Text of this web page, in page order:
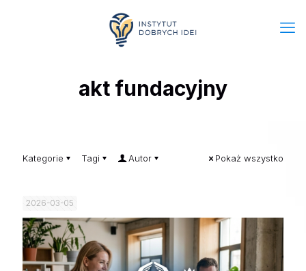
akt fundacyjny
Kategorie Tagi Autor Pokaż wszystko
2026-03-05